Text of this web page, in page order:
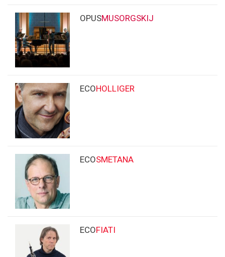
OPUSMUSORGSKIJ
ECOHOLLIGER
ECOSMETANA
ECOFIATI